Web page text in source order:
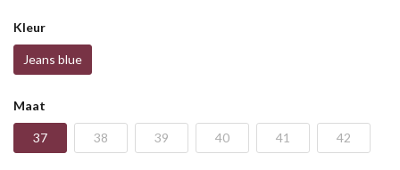
Kleur
Jeans blue
Maat
37 38 39 40 41 42